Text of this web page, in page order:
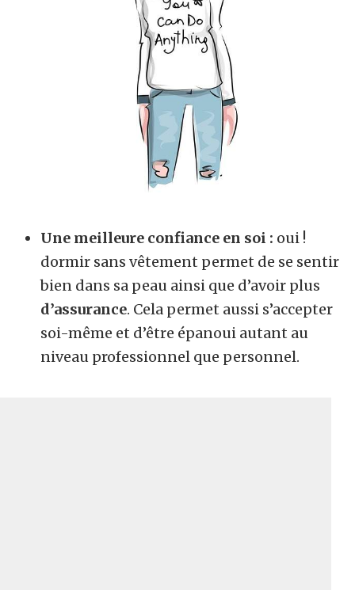
Une meilleure confiance en soi : oui !
dormir sans vêtement permet de se sentir
bien dans sa peau ainsi que d’avoir plus
d’assurance. Cela permet aussi s’accepter
soi-même et d’être épanoui autant au
niveau professionnel que personnel.